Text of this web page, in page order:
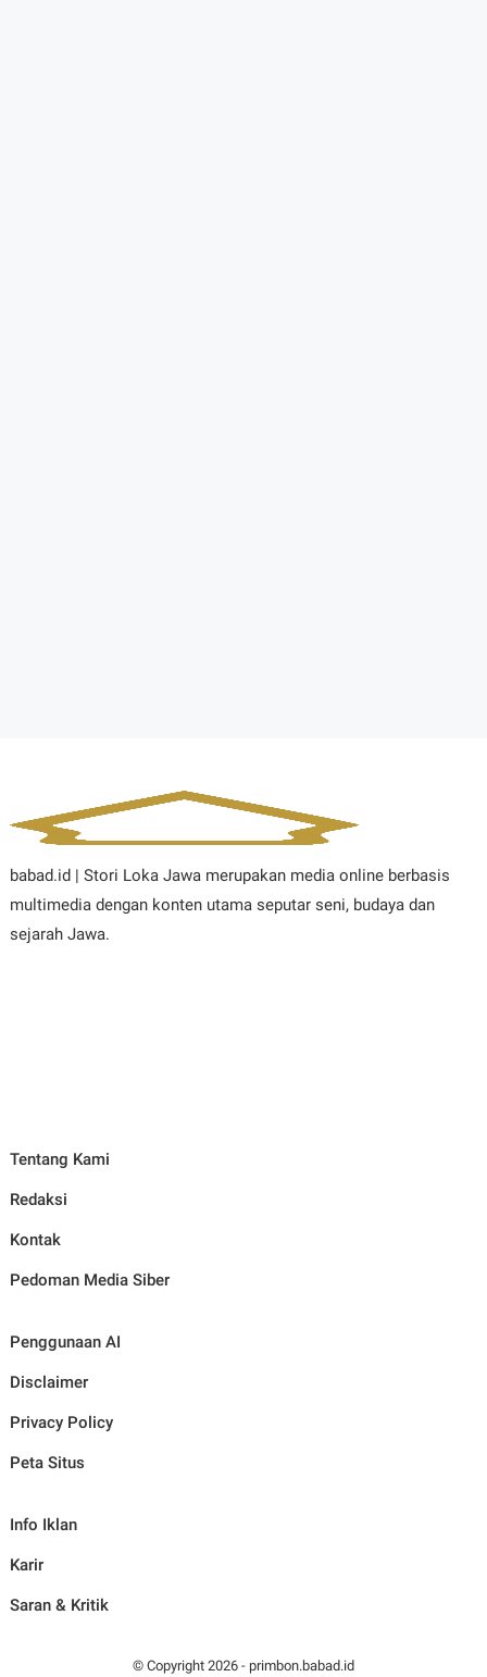
babad.id | Stori Loka Jawa merupakan media online berbasis
multimedia dengan konten utama seputar seni, budaya dan
sejarah Jawa.
Tentang Kami
Redaksi
Kontak
Pedoman Media Siber
Penggunaan AI
Disclaimer
Privacy Policy
Peta Situs
Info Iklan
Karir
Saran & Kritik
© Copyright 2026- primbon.babad.id